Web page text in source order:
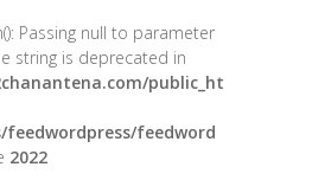
Passing null to parameter
string is deprecated in
public_ht
feedword
2022